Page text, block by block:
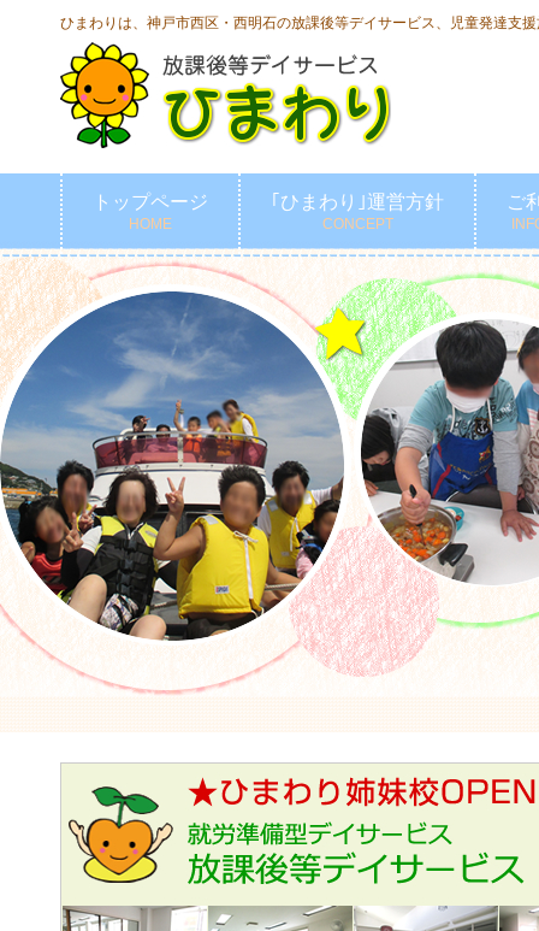
ひまわりは、神戸市西区・西明石の放課後等デイサービス、児童発達支
トップページ
HOME
｢ひまわり｣運営方針
CONCEPT
ご